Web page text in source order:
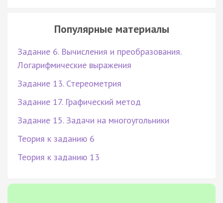
Популярные материалы
Задание 6. Вычисления и преобразования.
Логарифмические выражения
Задание 13. Стереометрия
Задание 17. Графический метод
Задание 15. Задачи на многоугольники
Теория к заданию 6
Теория к заданию 13